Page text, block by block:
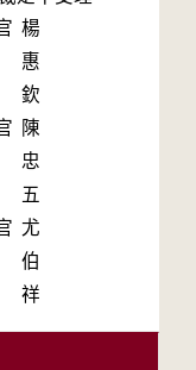
楊
惠
欽
陳
忠
五
尤
伯
祥